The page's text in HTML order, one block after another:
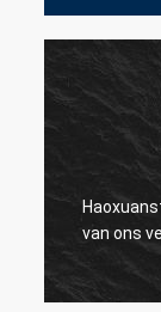
van ons